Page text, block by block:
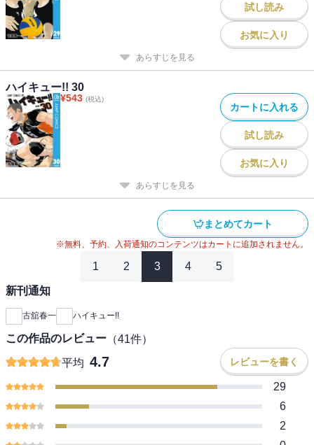
試し読み
お気に入り
あらすじを見る
ハイキュー!! 30
¥543 (税込)
カートに入れる
試し読み
お気に入り
あらすじを見る
まとめてカート
※無料、予約、入荷通知のコンテンツはカートに追加されません。
1 2 3 4 5
新刊通知
古舘春一 ハイキュー!!
この作品のレビュー （41件）
平均 4.7 レビューを書く
29
6
2